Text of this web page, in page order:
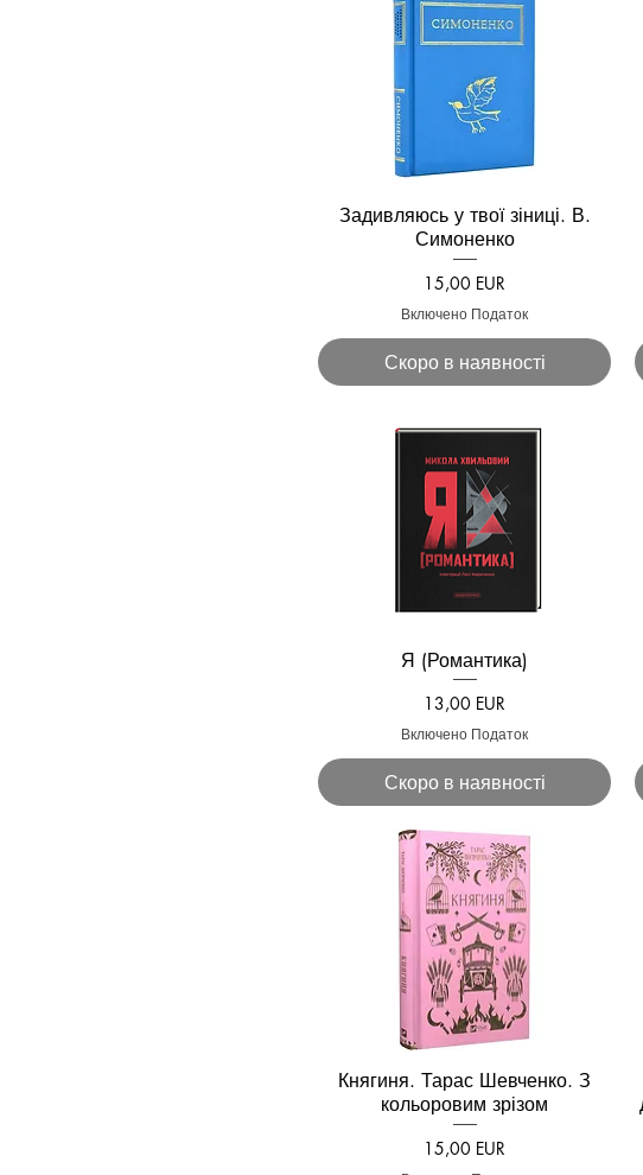
Швидкий перегляд
Задивляюсь у твої зіниці. В.
Симоненко
Ціна
15,00 EUR
Включено Податок
Скоро в наявності
Швидкий перегляд
Я (Романтика)
Ціна
13,00 EUR
Включено Податок
Скоро в наявності
Швидкий перегляд
Княгиня. Тарас Шевченко. З
кольоровим зрізом
Ціна
15,00 EUR